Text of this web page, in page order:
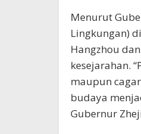
Menurut
Lingkungan)
Hangzhou
kesejarahan.
maupun
budaya
Gubernur